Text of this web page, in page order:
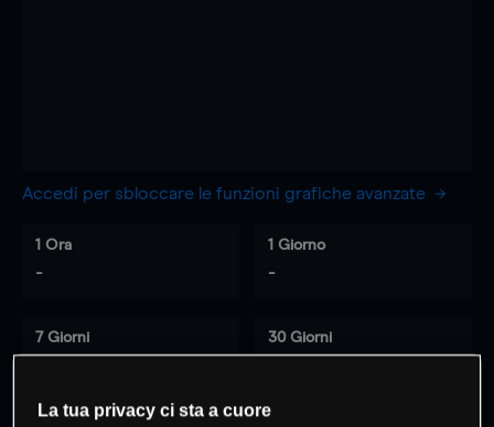
Accedi per sbloccare le funzioni grafiche avanzate
1 Ora
-
1 Giorno
-
7 Giorni 30 Giorni
La tua privacy ci sta a cuore